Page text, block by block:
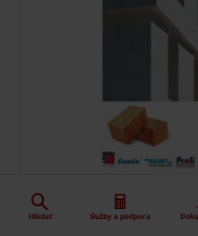
Odporúčané
tehlové murivo
Hľadať Služby a podpora